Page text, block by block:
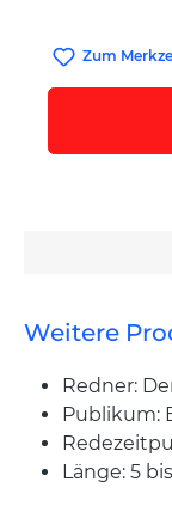
Zum
Weitere
Redner:
Publikum:
Länge: 5